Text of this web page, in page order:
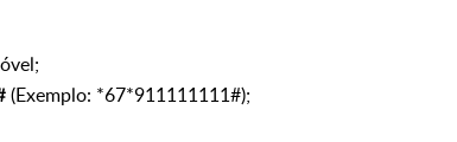
(Exemplo: *67*911111111#);